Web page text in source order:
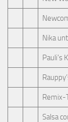
Nika
Pauli's
Remix-
Salsa